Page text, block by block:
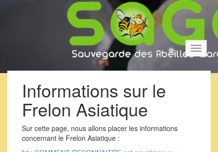
la
Informations sur le
Frelon Asiatique
Sur cette page, nous allons placer les informations
concernant le Frelon Asiatique :